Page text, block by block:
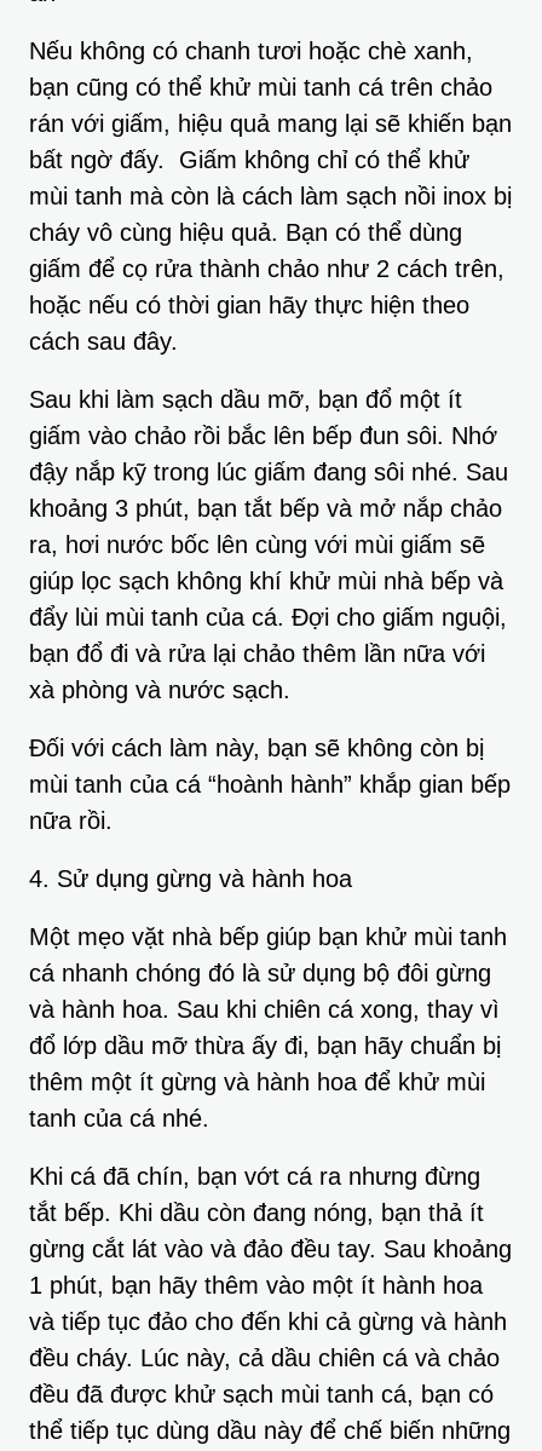
Nếu không có chanh tươi hoặc chè xanh,
bạn cũng có thể khử mùi tanh cá trên chảo
rán với giấm, hiệu quả mang lại sẽ khiến bạn
bất ngờ đấy. Giấm không chỉ có thể khử
mùi tanh mà còn là cách làm sạch nồi inox bị
cháy vô cùng hiệu quả. Bạn có thể dùng
giấm để cọ rửa thành chảo như 2 cách trên,
hoặc nếu có thời gian hãy thực hiện theo
cách sau đây.
Sau khi làm sạch dầu mỡ, bạn đổ một ít
giấm vào chảo rồi bắc lên bếp đun sôi. Nhớ
đậy nắp kỹ trong lúc giấm đang sôi nhé. Sau
khoảng 3 phút, bạn tắt bếp và mở nắp chảo
ra, hơi nước bốc lên cùng với mùi giấm sẽ
giúp lọc sạch không khí khử mùi nhà bếp và
đẩy lùi mùi tanh của cá. Đợi cho giấm nguội,
bạn đổ đi và rửa lại chảo thêm lần nữa với
xà phòng và nước sạch.
Đối với cách làm này, bạn sẽ không còn bị
mùi tanh của cá “hoành hành” khắp gian bếp
nữa rồi.
4. Sử dụng gừng và hành hoa
Một mẹo vặt nhà bếp giúp bạn khử mùi tanh
cá nhanh chóng đó là sử dụng bộ đôi gừng
và hành hoa. Sau khi chiên cá xong, thay vì
đổ lớp dầu mỡ thừa ấy đi, bạn hãy chuẩn bị
thêm một ít gừng và hành hoa để khử mùi
tanh của cá nhé.
Khi cá đã chín, bạn vớt cá ra nhưng đừng
tắt bếp. Khi dầu còn đang nóng, bạn thả ít
gừng cắt lát vào và đảo đều tay. Sau khoảng
1 phút, bạn hãy thêm vào một ít hành hoa
và tiếp tục đảo cho đến khi cả gừng và hành
đều cháy. Lúc này, cả dầu chiên cá và chảo
đều đã được khử sạch mùi tanh cá, bạn có
thể tiếp tục dùng dầu này để chế biến những